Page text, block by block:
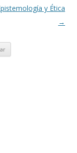
y Ética
→